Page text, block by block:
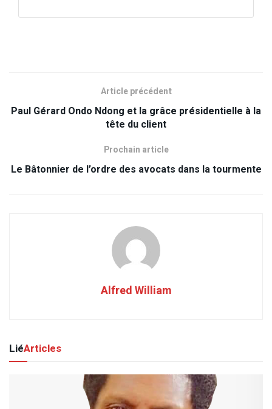
Article précédent
Paul Gérard Ondo Ndong et la grâce présidentielle à la
tête du client
Prochain article
Le Bâtonnier de l’ordre des avocats dans la tourmente
Alfred William
LiéArticles